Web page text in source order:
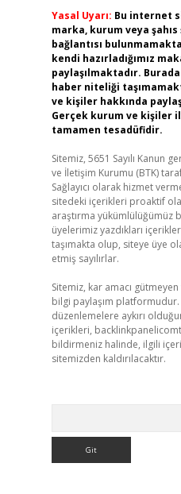
Yasal Uyarı: Bu internet
marka, kurum veya
bağlantısı
kendi hazırladığımız
paylaşılmaktadır.
haber niteliği
ve kişiler hakkında
Gerçek kurum ve kişiler
tamamen tesadüfidir.
Sitemiz, 5651 Sayılı Kanun
ve İletişim Kurumu (BTK)
Sağlayıcı olarak hizmet
sitedeki içerikleri proaktif
araştırma yükümlülüğümüz
üyelerimiz yazdıkları
taşımakta olup, siteye üye
etmiş sayılırlar.
Sitemiz, kar amacı
bilgi paylaşım platformudur.
düzenlemelere aykırı
içerikleri,
bildirmeniz halinde, ilgili
sitemizden kaldırılacaktır.